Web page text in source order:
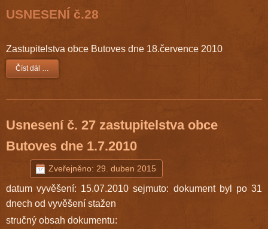
USNESENÍ č.28
Zastupitelstva obce Butoves dne 18.července 2010
Číst dál …
Usnesení č. 27 zastupitelstva obce
Butoves dne 1.7.2010
Zveřejněno: 29. duben 2015
datum vyvěšení: 15.07.2010 sejmuto: dokument byl po 31
dnech od vyvěšení stažen
stručný obsah dokumentu: